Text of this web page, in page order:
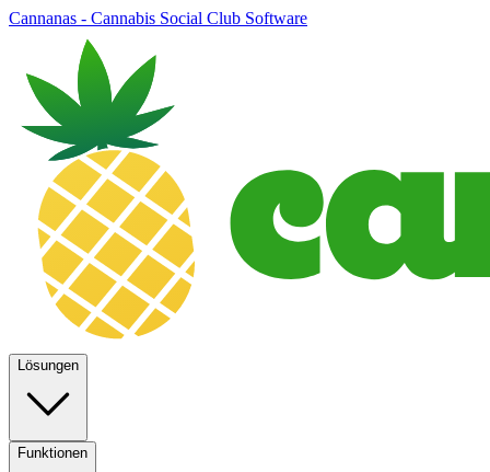
Cannanas - Cannabis Social Club Software
Lösungen
Funktionen